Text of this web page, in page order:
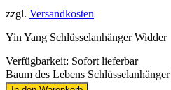
zzgl. Versandkosten
Yin Yang Schlüsselanhänger Widder
Verfügbarkeit: Sofort lieferbar
Baum des Lebens